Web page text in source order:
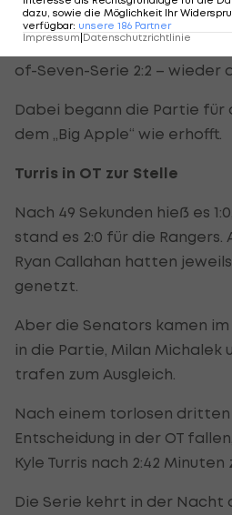
Nach vier Spielen und
Kanadier auf heimischem
of-Seven-Serie 2:2 – wieder
Dabei begann die Partie für
dem „Big Apple“ wie erhofft.
Turris in OT zur Stelle
Nach 49 Sekunden hieß es
stand es 2:0 für die
Ryan Callahan hatten
genetzt.
Aber die Senators kamen
in die Partie, Milan Michalek
trafen zum Ausgleich.
Nach einem torlosen
Entscheidung in der OT
Kyle Turris nach 2:42 Minuten
Die Serie kehrt in der Nacht
dazu, sowie die Möglichkeit Ihr
verfügbar: unsere 186 Partner
Impressum Datenschutzrichtlinie